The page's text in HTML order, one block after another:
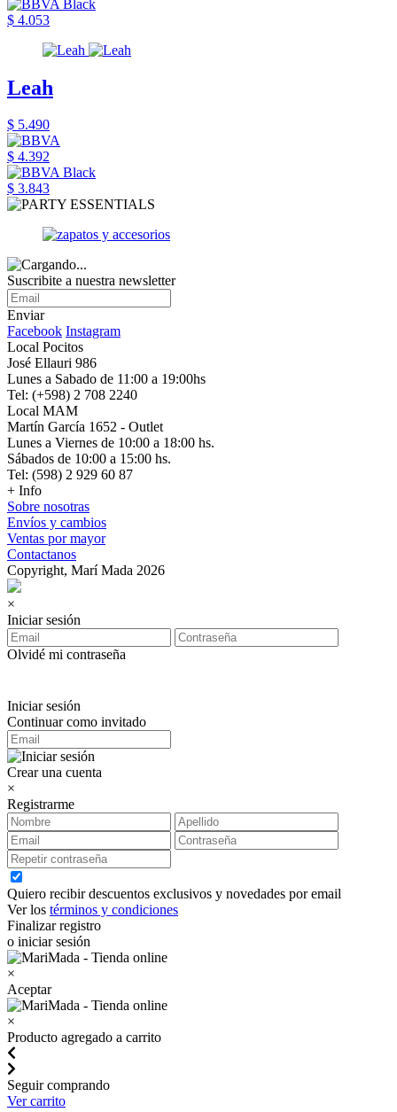
$ 4.053
Leah
$ 5.490
$ 4.392
$ 3.843
Suscribite a nuestra newsletter
Enviar
Facebook Instagram
Local Pocitos
José Ellauri 986
Lunes a Sabado de 11:00 a 19:00hs
Tel: (+598) 2 708 2240
Local MAM
Martín García 1652 - Outlet
Lunes a Viernes de 10:00 a 18:00 hs.
Sábados de 10:00 a 15:00 hs.
Tel: (598) 2 929 60 87
+ Info
Sobre nosotras
Envíos y cambios
Ventas por mayor
Contactanos
Copyright, Marí Mada 2026
×
Iniciar sesión
Olvidé mi contraseña
Iniciar sesión
Continuar como invitado
Crear una cuenta
×
Registrarme
Quiero recibir descuentos exclusivos y novedades por email
Ver los términos y condiciones
Finalizar registro
o iniciar sesión
×
Aceptar
×
Producto agregado a carrito
Seguir comprando
Ver carrito